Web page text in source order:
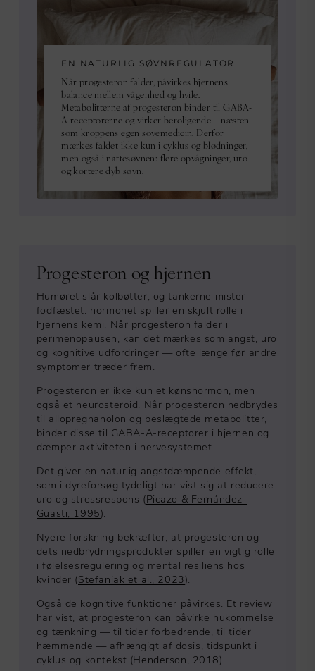
EN NATURLIG SØVNREGULATOR
Når progesteron falder, påvirkes hjernens
balance mellem vågenhed og hvile.
Metabolitterne af progesteron binder til GABA-
A-receptorerne og virker beroligende – næsten
som kroppens egen sovemedicin. Derfor
mærkes faldet ikke kun i cyklus og blødninger,
men også i nattesøvnen: flere opvågninger, uro
og kortere dyb søvn.
Progesteron og hjernen
Humøret slår kolbøtter, og tankerne mister
fodfæstet: hormonet spiller en skjult rolle i
hjernens kemi. Når progesteron falder i
perimenopausen, kan det mærkes som angst, uro
og kognitive udfordringer — ofte længe før andre
symptomer træder frem.
Progesteron er ikke kun et kønshormon, men
også et neurosteroid. Når progesteron nedbrydes
til allopregnanolon og beslægtede metabolitter,
binder disse til GABA-A-receptorer i hjernen og
dæmper aktiviteten i nervesystemet.
Det giver en naturlig angstdæmpende effekt,
som i dyreforsøg tydeligt har vist sig at reducere
uro og stressrespons (Picazo & Fernández-
Guasti, 1995).
Nyere forskning bekræfter, at progesteron og
dets nedbrydningsprodukter spiller en vigtig rolle
i følelsesregulering og mental resiliens hos
kvinder (Stefaniak et al., 2023).
Også de kognitive funktioner påvirkes. Et review
har vist, at progesteron kan påvirke hukommelse
og tænkning — til tider forbedrende, til tider
hæmmende — afhængigt af dosis, tidspunkt i
cyklus og kontekst (Henderson, 2018).